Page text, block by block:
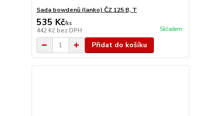
Sada bowdenů (lanko) ČZ 125 B, T
535 Kč/ks
442 Kč bez DPH Skladem
Přidat do košíku